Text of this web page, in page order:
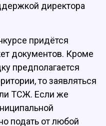
директора
придётся
документов. Кроме
предполагается
то заявляться
ТСЖ. Если же
подать от любой